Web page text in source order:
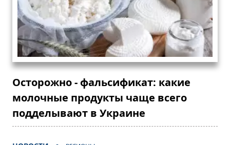
Осторожно - фальсификат: какие
молочные продукты чаще всего
подделывают в Украине